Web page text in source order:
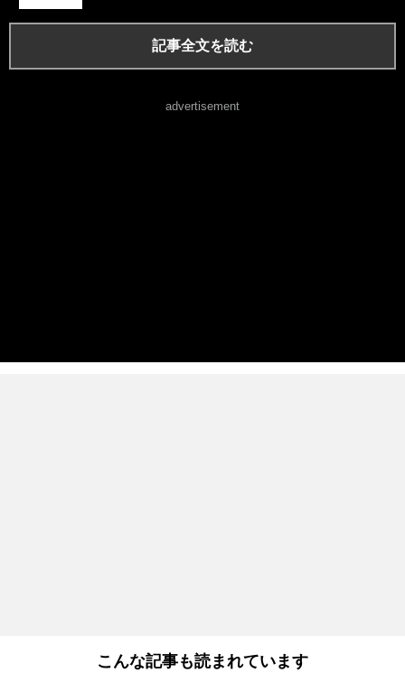
記事全文を読む
advertisement
こんな記事も読まれています